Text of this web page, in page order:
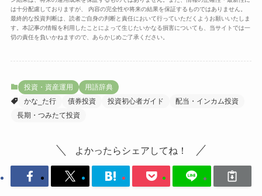
は十分配慮しておりますが、 内容の完全性や将来の結果を保証するものではありません。
最終的な投資判断は、読者ご自身の判断と責任において行っていただくようお願いいたしま
す。本記事の情報を利用したことによって生じたいかなる損害についても、当サイトでは一
切の責任を負いかねますので、あらかじめご了承ください。
投資・資産運用
用語辞典
かな_た行
債券投資 投資初心者ガイド
配当・インカム投資
長期・つみたて投資
よかったらシェアしてね！